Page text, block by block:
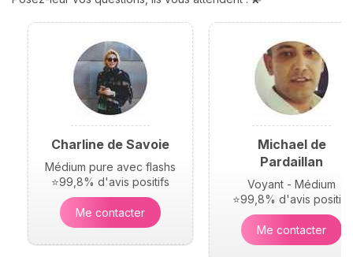
Charline de Savoie
Médium pure avec flashs
⭐99,8% d'avis positifs
Me contacter
Michael de
Pardaillan
Voyant - Médium
⭐99,8% d'avis positifs
Me contacter